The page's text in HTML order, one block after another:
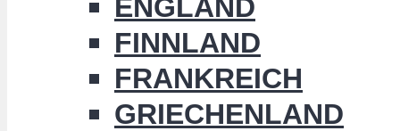
ENGLAND
FINNLAND
FRANKREICH
GRIECHENLAND